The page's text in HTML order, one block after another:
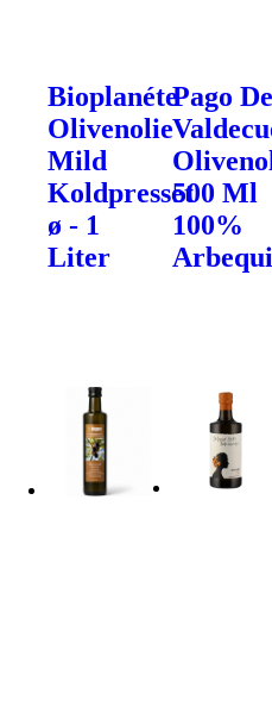
Bioplanéte
Olivenolie
Mild
Koldpresset
ø - 1
Liter
Pago De
500 Ml
100%